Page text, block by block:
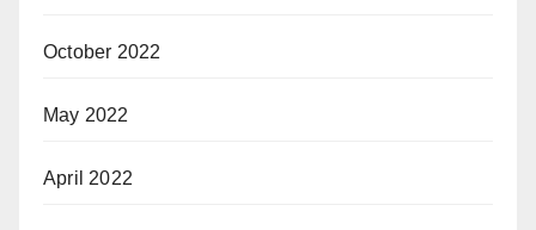
October 2022
May 2022
April 2022